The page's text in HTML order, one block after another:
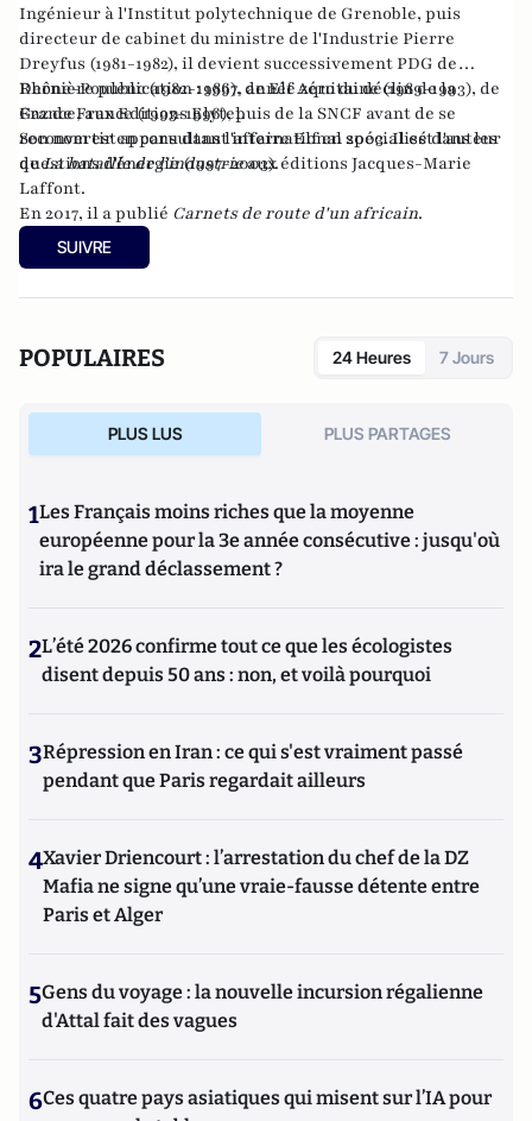
Ingénieur à l'Institut polytechnique de Grenoble, puis
directeur de cabinet du ministre de l'Industrie Pierre
Dreyfus (1981-1982), il devient successivement PDG de
Rhône-Poulenc (1982-1986), de Elf Aquitaine (1989-1993), de
Gaz de France (1993-1996), puis de la SNCF avant de se
reconvertir en consultant international spécialisé dans les
questions d'énergie (1997-2003).
Dernière publication :1997, année zéro du déclin de la
France, aux Editions Elytel.
Son nom est apparu dans l'affaire Elf en 2003. Il est l'auteur
deLa bataille de l'industrieaux éditions Jacques-Marie
Laffont.
En 2017, il a publié Carnets de route d'un africain.
SUIVRE
POPULAIRES 24 Heures 7 Jours
PLUS LUS PLUS PARTAGES
1Les Français moins riches que la moyenne
européenne pour la 3e année consécutive : jusqu'où
ira le grand déclassement ?
2L’été 2026 confirme tout ce que les écologistes
disent depuis 50 ans : non, et voilà pourquoi
3Répression en Iran : ce qui s'est vraiment passé
pendant que Paris regardait ailleurs
4Xavier Driencourt : l’arrestation du chef de la DZ
Mafia ne signe qu’une vraie-fausse détente entre
Paris et Alger
5Gens du voyage : la nouvelle incursion régalienne
d'Attal fait des vagues
6Ces quatre pays asiatiques qui misent sur l’IA pour